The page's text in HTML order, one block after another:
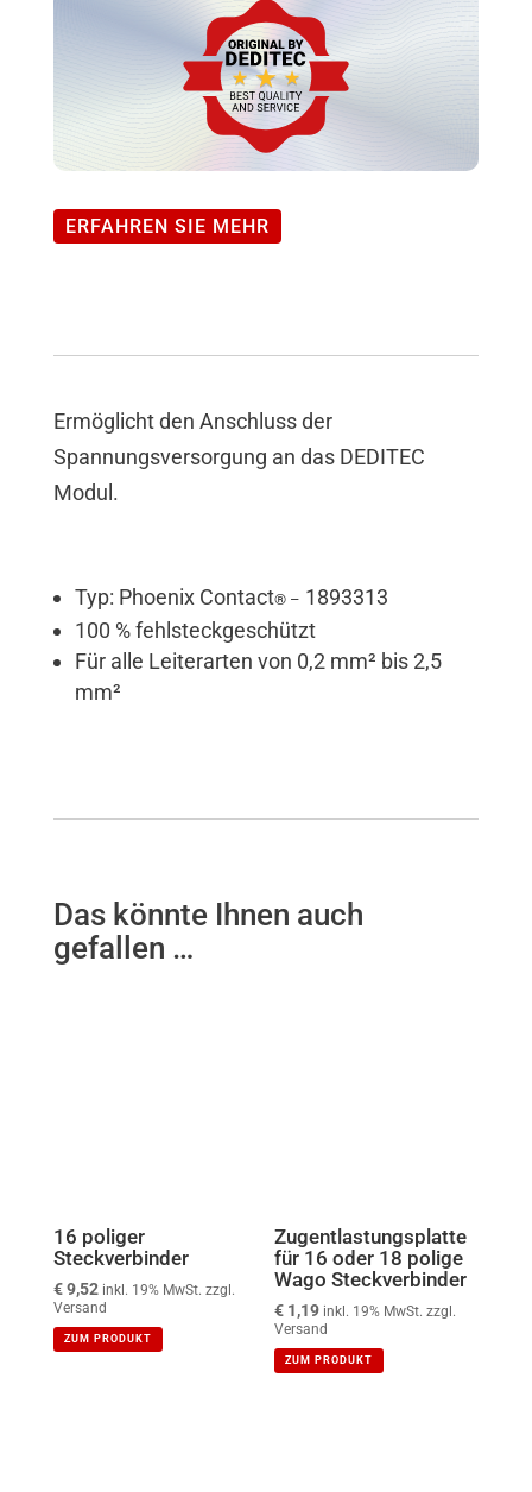
ERFAHREN SIE MEHR
Ermöglicht den Anschluss der
Spannungsversorgung an das DEDITEC
Modul.
Typ: Phoenix Contact® – 1893313
100 % fehlsteckgeschützt
Für alle Leiterarten von 0,2 mm² bis 2,5
mm²
Das könnte Ihnen auch
gefallen …
16 poliger
Steckverbinder
€9,52 inkl. 19% MwSt. zzgl.
Versand
ZUM PRODUKT
Zugentlastungsplatte
für 16 oder 18 polige
Wago Steckverbinder
€ 1,19 inkl. 19% MwSt. zzgl.
Versand
ZUM PRODUKT